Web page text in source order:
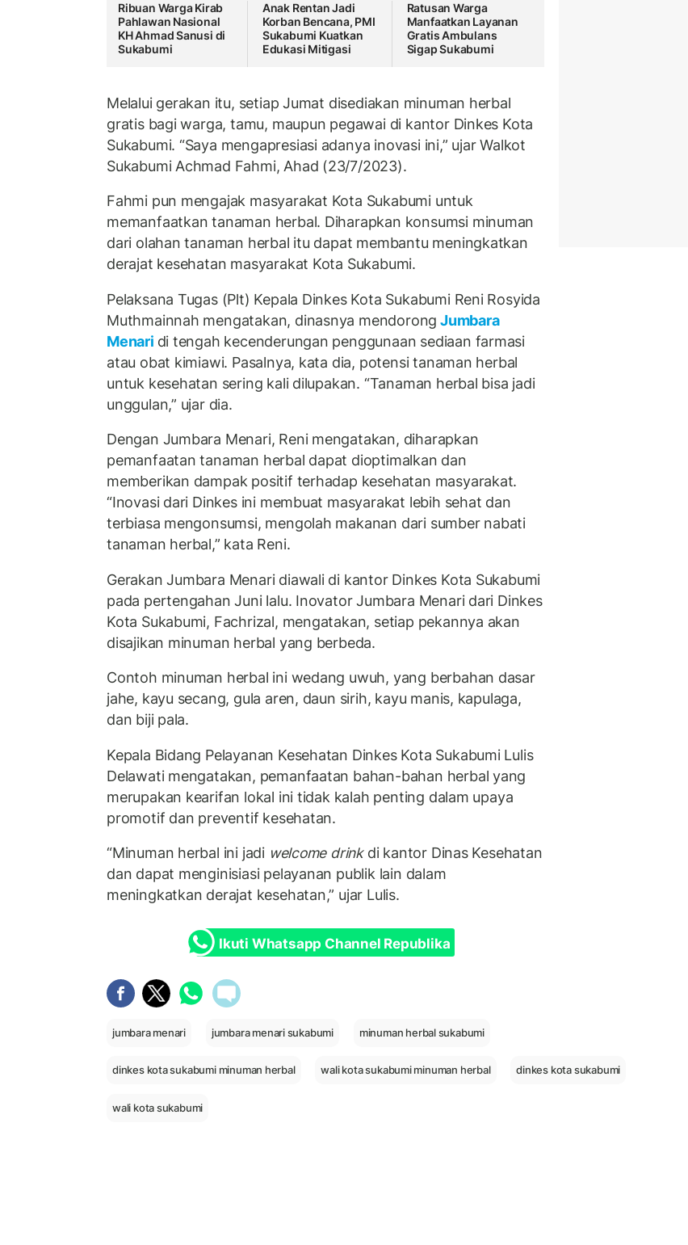
Ribuan Warga Kirab
Pahlawan Nasional
KH Ahmad Sanusi di
Sukabumi
Anak Rentan Jadi
Korban Bencana, PMI
Sukabumi Kuatkan
Edukasi Mitigasi
Ratusan Warga
Manfaatkan Layanan
Gratis Ambulans
Sigap Sukabumi
Melalui gerakan itu, setiap Jumat disediakan minuman herbal
gratis bagi warga, tamu, maupun pegawai di kantor Dinkes Kota
Sukabumi. “Saya mengapresiasi adanya inovasi ini,” ujar Walkot
Sukabumi Achmad Fahmi, Ahad (23/7/2023).
Fahmi pun mengajak masyarakat Kota Sukabumi untuk
memanfaatkan tanaman herbal. Diharapkan konsumsi minuman
dari olahan tanaman herbal itu dapat membantu meningkatkan
derajat kesehatan masyarakat Kota Sukabumi.
Pelaksana Tugas (Plt) Kepala Dinkes Kota Sukabumi Reni Rosyida
Muthmainnah mengatakan, dinasnya mendorong Jumbara
Menari di tengah kecenderungan penggunaan sediaan farmasi
atau obat kimiawi. Pasalnya, kata dia, potensi tanaman herbal
untuk kesehatan sering kali dilupakan. “Tanaman herbal bisa jadi
unggulan,” ujar dia.
Dengan Jumbara Menari, Reni mengatakan, diharapkan
pemanfaatan tanaman herbal dapat dioptimalkan dan
memberikan dampak positif terhadap kesehatan masyarakat.
“Inovasi dari Dinkes ini membuat masyarakat lebih sehat dan
terbiasa mengonsumsi, mengolah makanan dari sumber nabati
tanaman herbal,” kata Reni.
Gerakan Jumbara Menari diawali di kantor Dinkes Kota Sukabumi
pada pertengahan Juni lalu. Inovator Jumbara Menari dari Dinkes
Kota Sukabumi, Fachrizal, mengatakan, setiap pekannya akan
disajikan minuman herbal yang berbeda.
Contoh minuman herbal ini wedang uwuh, yang berbahan dasar
jahe, kayu secang, gula aren, daun sirih, kayu manis, kapulaga,
dan biji pala.
Kepala Bidang Pelayanan Kesehatan Dinkes Kota Sukabumi Lulis
Delawati mengatakan, pemanfaatan bahan-bahan herbal yang
merupakan kearifan lokal ini tidak kalah penting dalam upaya
promotif dan preventif kesehatan.
“Minuman herbal ini jadi welcome drink di kantor Dinas Kesehatan
dan dapat menginisiasi pelayanan publik lain dalam
meningkatkan derajat kesehatan,” ujar Lulis.
Ikuti Whatsapp Channel Republika
jumbara menari jumbara menari sukabumi minuman herbal sukabumi
dinkes kota sukabumi minuman herbal wali kota sukabumi minuman herbal dinkes kota sukabumi
wali kota sukabumi